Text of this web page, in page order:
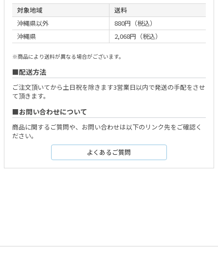
対象地域
送料
沖縄県以外
880円（税込）
沖縄県
2,068円（税込）
※商品により送料が異なる場合がございます。
配送方法
ご注文頂いてから土日祝を除きます3営業日以内で発送の手配をさせ
て頂きます。
お問い合わせについて
商品に関するご質問や、お問い合わせは以下のリンク先をご確認く
ださい。
よくあるご質問